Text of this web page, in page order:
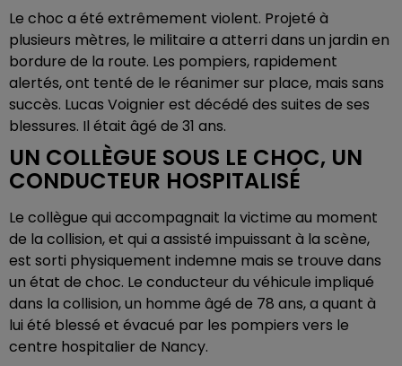
Le choc a été extrêmement violent. Projeté à
plusieurs mètres, le militaire a atterri dans un jardin en
bordure de la route. Les pompiers, rapidement
alertés, ont tenté de le réanimer sur place, mais sans
succès. Lucas Voignier est décédé des suites de ses
blessures. Il était âgé de 31 ans.
UN COLLÈGUE SOUS LE CHOC, UN
CONDUCTEUR HOSPITALISÉ
Le collègue qui accompagnait la victime au moment
de la collision, et qui a assisté impuissant à la scène,
est sorti physiquement indemne mais se trouve dans
un état de choc. Le conducteur du véhicule impliqué
dans la collision, un homme âgé de 78 ans, a quant à
lui été blessé et évacué par les pompiers vers le
centre hospitalier de Nancy.